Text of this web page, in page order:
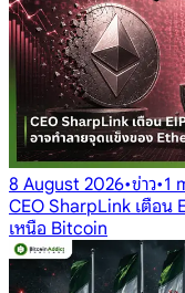
8 August 2026•ข่าว•1
CEO SharpLink เตือน
เหนือ Bitcoin